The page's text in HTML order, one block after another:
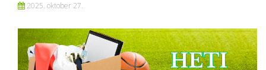
2025. oktober 27.